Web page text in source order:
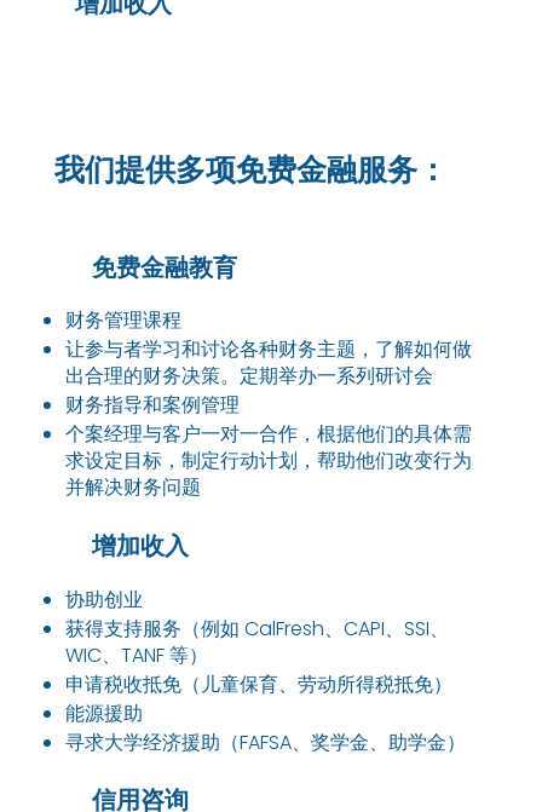
我们提供多项免费金融服务：
免费金融教育
财务管理课程
让参与者学习和讨论各种财务主题，了解如何做
出合理的财务决策。定期举办一系列研讨会
财务指导和案例管理
个案经理与客户一对一合作，根据他们的具体需
求设定目标，制定行动计划，帮助他们改变行为
并解决财务问题
增加收入
协助创业
获得支持服务（例如 CalFresh、CAPI、SSI、
WIC、TANF 等）
申请税收抵免（儿童保育、劳动所得税抵免）
能源援助
寻求大学经济援助（FAFSA、奖学金、助学金）
信用咨询